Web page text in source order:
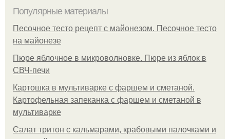
Популярные материалы
Песочное тесто рецепт с майонезом. Песочное тесто
на майонезе
Пюре яблочное в микроволновке. Пюре из яблок в
СВЧ-печи
Картошка в мультиварке с фаршем и сметаной.
Картофельная запеканка с фаршем и сметаной в
мультиварке
Салат тритон с кальмарами, крабовыми палочками и